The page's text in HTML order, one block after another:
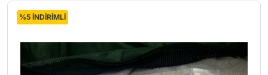
%5 İNDİRİMLİ